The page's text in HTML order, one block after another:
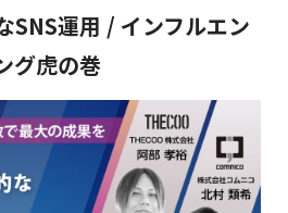
SNS運用 / インフルエン
グ虎の巻